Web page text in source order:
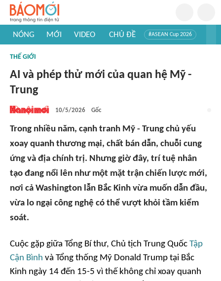
NÓNG MỚI VIDEO CHỦ ĐỀ #ASEAN Cup 2026
#Khám phá thế giới
THẾ GIỚI
AI và phép thử mới của quan hệ Mỹ -
Trung
10/5/2026 Gốc
Trong nhiều năm, cạnh tranh Mỹ - Trung chủ yếu
xoay quanh thương mại, chất bán dẫn, chuỗi cung
ứng và địa chính trị. Nhưng giờ đây, trí tuệ nhân
tạo đang nổi lên như một mặt trận chiến lược mới,
nơi cả Washington lẫn Bắc Kinh vừa muốn dẫn đầu,
vừa lo ngại công nghệ có thể vượt khỏi tầm kiểm
soát.
Cuộc gặp giữa Tổng Bí thư, Chủ tịch Trung Quốc Tập
Cận Bình và Tổng thống Mỹ Donald Trump tại Bắc
Kinh ngày 14 đến 15-5 vì thế không chỉ xoay quanh